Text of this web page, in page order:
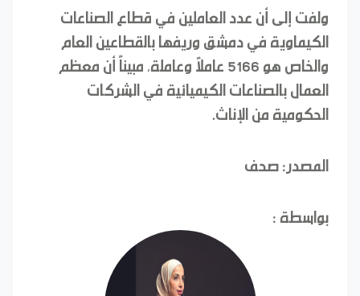
ولفت إلى أن عدد العاملين في قطاع الصناعات
الكيماوية في دمشق وريفها بالقطاعين العام
والخاص هو 5166 عاملاً وعاملة، مبيناً أن معظم
العمال بالصناعات الكيميائية في الشركات
الحكومية من الإناث.
المصدر: صحف
بواسطة :